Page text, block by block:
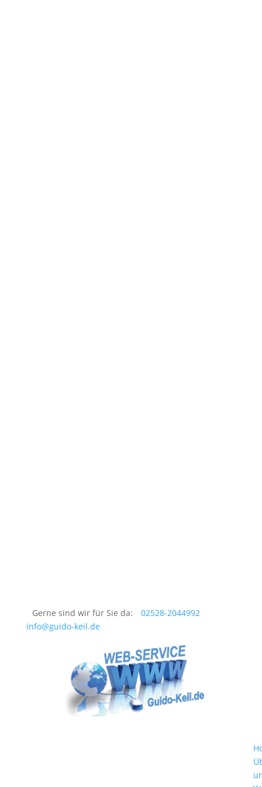
Gerne sind wir für Sie da:
02528-2044992
info@guido-keil.de